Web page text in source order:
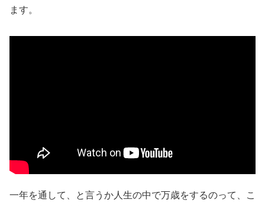
ます。
一年を通して、と言うか人生の中で万歳をするのって、こ